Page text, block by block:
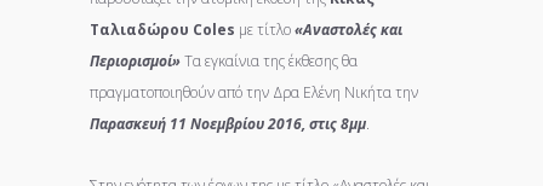
Ταλιαδώρου Coles με τίτλο«Αναστολές και
Περιορισμοί»Τα εγκαίνια της έκθεσης θα
πραγματοποιηθούν από την Δρα Ελένη Νικήτα την
Παρασκευή 11 Νοεμβρίου 2016, στις 8μμ.